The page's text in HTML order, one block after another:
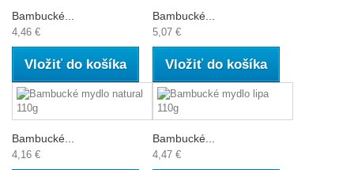
Bambucké...
4,46 €
Vložiť do košíka
Bambucké...
5,07 €
Vložiť do košíka
Bambucké...
4,16 €
Bambucké...
4,47 €